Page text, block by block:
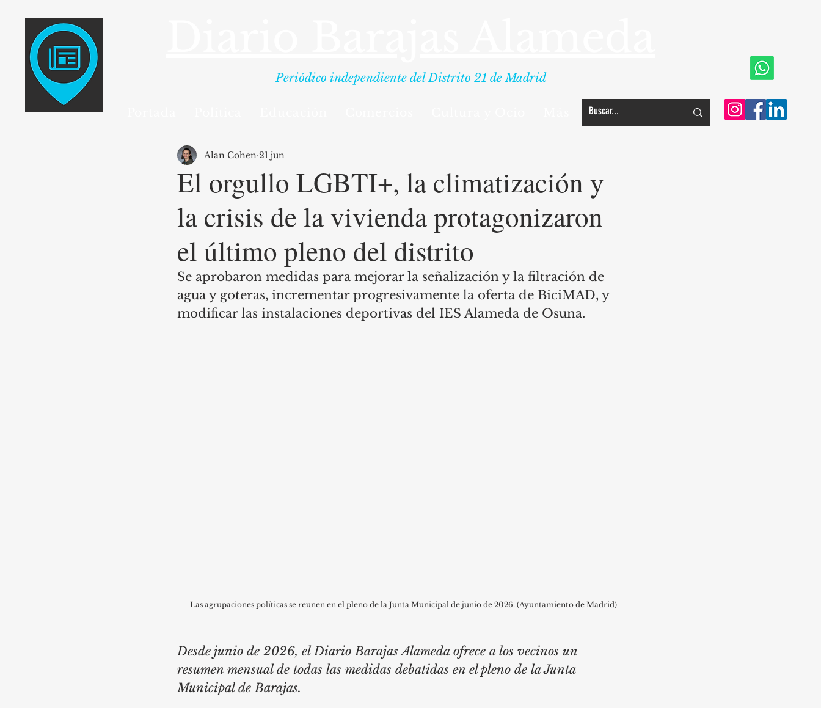
Periódico independiente del Distrito 21 de Madrid
El orgullo LGBTI+, la climatización y
la crisis de la vivienda protagonizaron
el último pleno del distrito
Alan Cohen 21 jun
Se aprobaron medidas para mejorar la señalización y la filtración de
agua y goteras, incrementar progresivamente la oferta de BiciMAD, y
modificar las instalaciones deportivas del IES Alameda de Osuna.
Las agrupaciones políticas se reunen en el pleno de la Junta Municipal de junio de 2026. (Ayuntamiento de Madrid)
Desde junio de 2026, el Diario Barajas Alameda ofrece a los vecinos un
resumen mensual de todas las medidas debatidas en el pleno de la Junta
Municipal de Barajas.